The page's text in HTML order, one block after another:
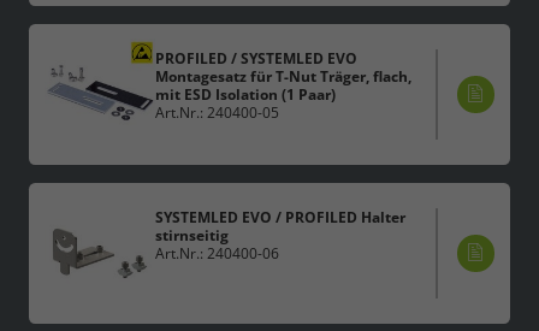
PROFILED / SYSTEMLED EVO
Montagesatz für T-Nut Träger, flach,
mit ESD Isolation (1 Paar)
Art.Nr.: 240400-05
SYSTEMLED EVO / PROFILED Halter
stirnseitig
Art.Nr.: 240400-06